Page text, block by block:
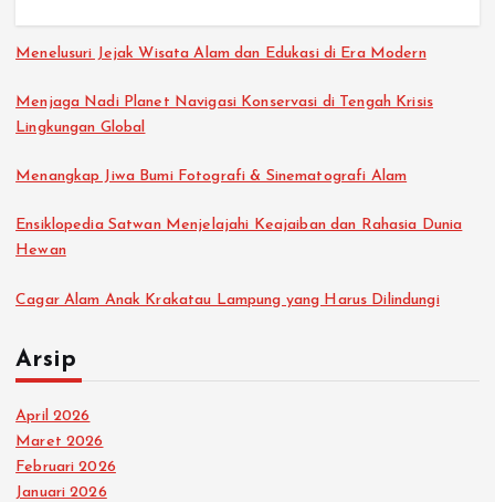
Menelusuri Jejak Wisata Alam dan Edukasi di Era Modern
Menjaga Nadi Planet Navigasi Konservasi di Tengah Krisis
Lingkungan Global
Menangkap Jiwa Bumi Fotografi & Sinematografi Alam
Ensiklopedia Satwan Menjelajahi Keajaiban dan Rahasia Dunia
Hewan
Cagar Alam Anak Krakatau Lampung yang Harus Dilindungi
Arsip
April 2026
Maret 2026
Februari 2026
Januari 2026